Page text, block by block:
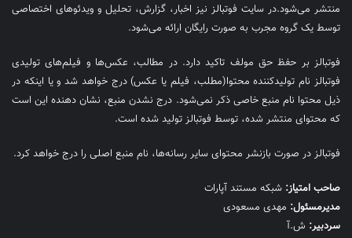
منتشر می‌شود.در سایت فوتبالز نیز اخبار، گزارش، تحلیل و ویدئوهای اختصاصی
توسط یک گروه مجرب به صورت رایگان ارائه می‌شود.
فوتبالز بر حفظ حق مولف تاکید دارد. در مطالب، عکس‌ها و فیلم‌های تولیدی
فوتبالز نام تولیدکننده محتوا(مطلب، فیلم یا عکس) درج خواهد شد و یا اینکه در
ذیل محتوا نام منبع خاصی ذکر نمی‌‎شود. درج نشدن منبع، نشان دهنده این است
که محتوای منتشر شده، توسط فوتبالز تولید شده است.
فوتبالز در صورت بازنشر محتوای سایر رسانه‌ها، نام منبع اصلی را درج خواهد کرد.
صاحب امتیاز: شبکه مستند آپارات
مديرمسئول: مهدی مسعودی
سردبیر: ش.آ